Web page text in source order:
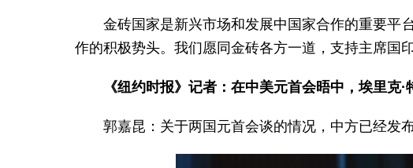
金砖国家是新兴市场和发展中国家合作的重要平
作的积极势头。我们愿同金砖各方一道，支持主席国
《纽约时报》记者：在中美元首会晤中，埃里克
郭嘉昆：关于两国元首会谈的情况，中方已经发